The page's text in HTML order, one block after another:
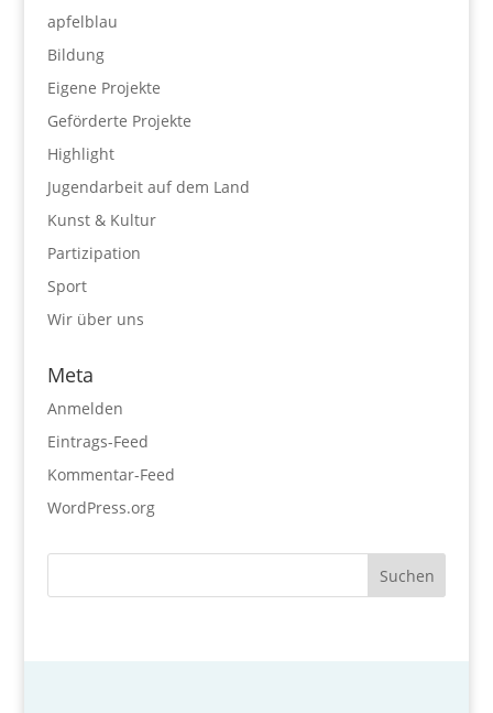
apfelblau
Bildung
Eigene Projekte
Geförderte Projekte
Highlight
Jugendarbeit auf dem Land
Kunst & Kultur
Partizipation
Sport
Wir über uns
Meta
Anmelden
Eintrags-Feed
Kommentar-Feed
WordPress.org